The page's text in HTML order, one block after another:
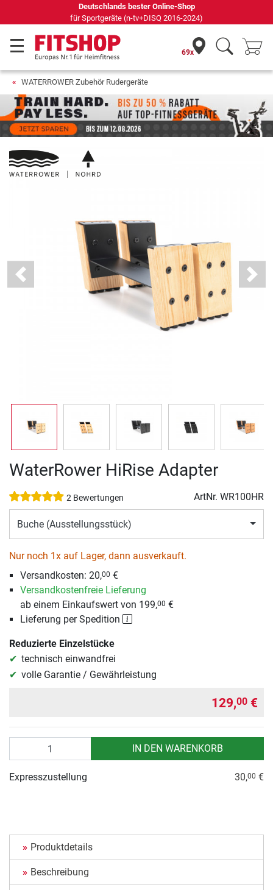
Deutschlands bester Online-Shop
für Sportgeräte (n-tv+DISQ 2016-2024)
69x
WATERROWER Zubehör Rudergeräte
Previous Next
WaterRower HiRise Adapter
2 Bewertungen ArtNr. WR100HR
Buche (Ausstellungsstück)
Nur noch 1x auf Lager, dann ausverkauft.
Versandkosten: 20,00 €
Versandkostenfreie Lieferung
ab einem Einkaufswert von 199,00 €
Lieferung per Spedition
Reduzierte Einzelstücke
technisch einwandfrei
volle Garantie / Gewährleistung
129,00 €
IN DEN WARENKORB
Expresszustellung 30,00 €
Produktdetails
Beschreibung